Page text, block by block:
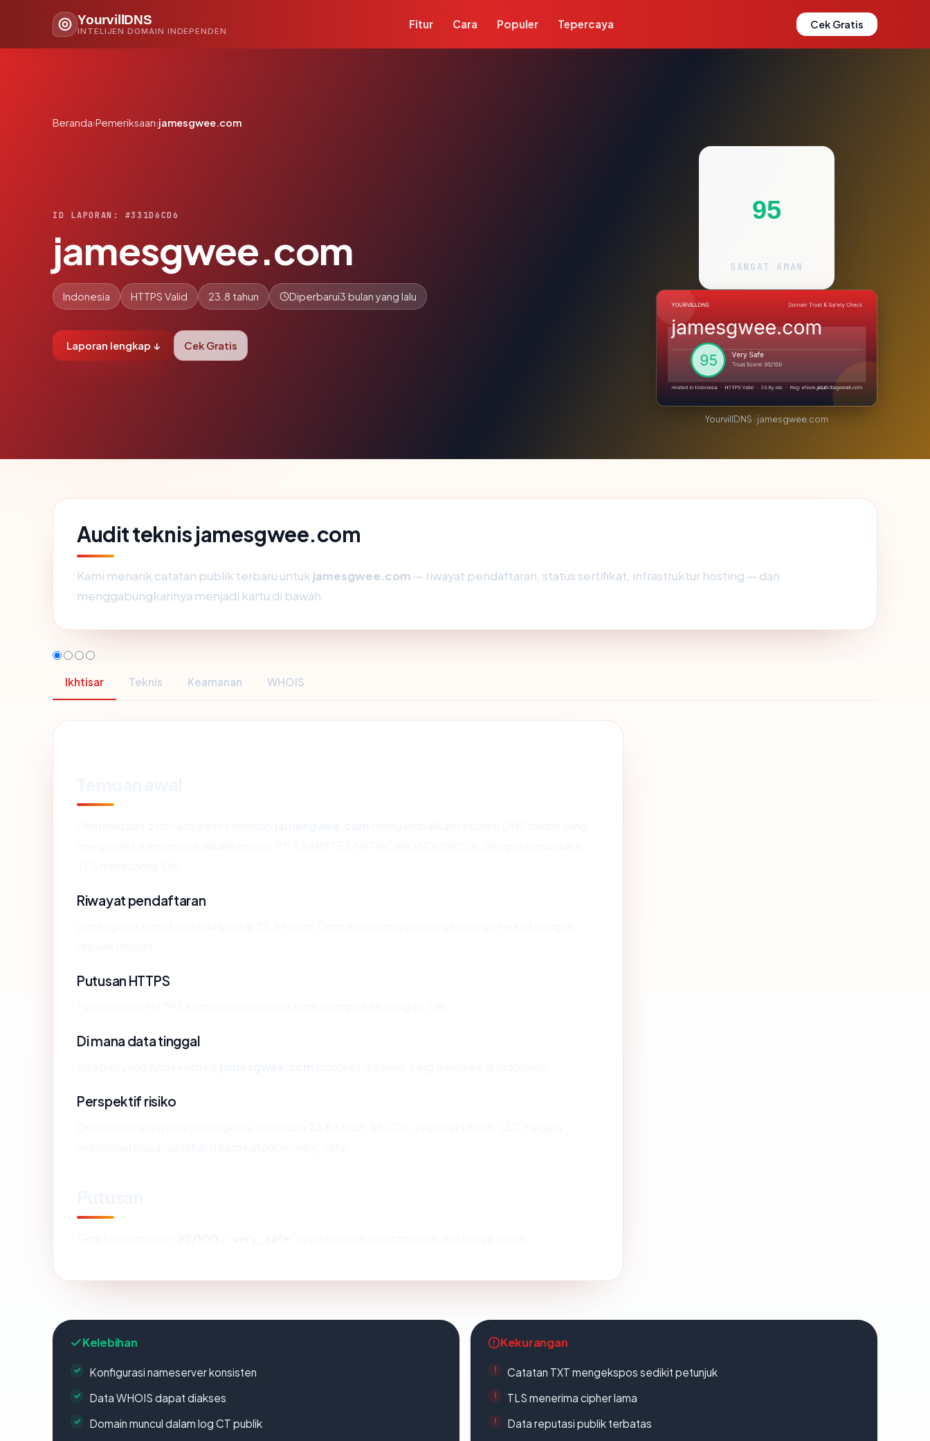
YourvillDNS
INTELIJEN DOMAIN INDEPENDEN
Fitur Cara Populer Tepercaya Cek Gratis
Beranda›Pemeriksaan›jamesgwee.com
ID LAPORAN: #331D6CD6
jamesgwee.com
Indonesia HTTPS Valid 23.8 tahun Diperbarui3 bulan yang lalu
Laporan lengkap ↓ Cek Gratis
95
SANGAT AMAN
YourvillDNS · jamesgwee.com
Audit teknis jamesgwee.com
Kami menarik catatan publik terbaru untuk jamesgwee.com — riwayat pendaftaran, status sertifikat, infrastruktur hosting — dan
menggabungkannya menjadi kartu di bawah.
Ikhtisar Teknis Keamanan WHOIS
Riwayat pendaftaran
Putusan HTTPS
Di mana data tinggal
Perspektif risiko
Kelebihan
Konfigurasi nameserver konsisten
Data WHOIS dapat diakses
Domain muncul dalam log CT publik
Kekurangan
Catatan TXT mengekspos sedikit petunjuk
TLS menerima cipher lama
Data reputasi publik terbatas